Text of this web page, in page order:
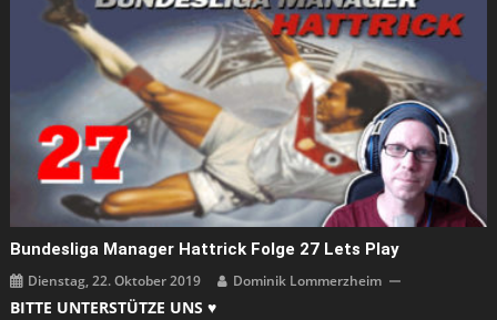
Bundesliga Manager Hattrick Folge 27 Lets Play
Dienstag, 22. Oktober 2019 Dominik Lommerzheim
BITTE UNTERSTÜTZE UNS ♥